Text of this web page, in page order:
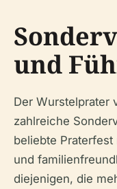
und
Der Wurstelprater
zahlreiche
beliebte
und
diejenigen, die